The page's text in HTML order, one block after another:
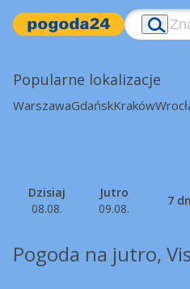
Popularne lokalizacje
WarszawaGdańskKraków
Dzisiaj
08.08.
Jutro
09.08.
7
Pogoda na jutro,